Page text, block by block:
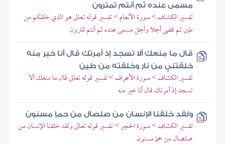
مسمى عنده ثم أنتم تمترون
تفسير الكشاف > سورة الأنعام > تفسير قوله تعالى هو الذي خلقكم من
طين ثم قضى أجلا وأجل مسمى عنده ثم أنتم تمترون
قال ما منعك ألا تسجد إذ أمرتك قال أنا خير منه
خلقتني من نار وخلقته من طين
تفسير الكشاف > سورة الأعراف > تفسير قوله تعالى قال ما منعك ألا
تسجد إذ أمرتك قال أنا خير منه
ولقد خلقنا الإنسان من صلصال من حمإ مسنون
تفسير الكشاف > سورة الحجر > تفسير قوله تعالى ولقد خلقنا الإنسان من
صلصال من حمإ مسنون